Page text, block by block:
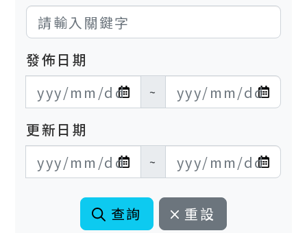
發佈日期
發布日期開始
~
發布日期結束
更新日期
更新日期開始
~
更新日期結束
查詢 重設